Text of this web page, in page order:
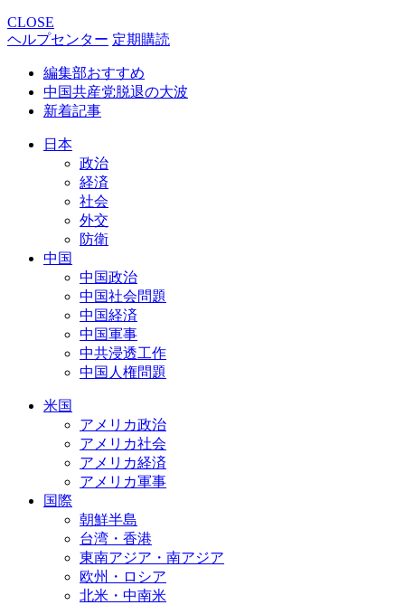
CLOSE
ヘルプセンター 定期購読
編集部おすすめ
中国共産党脱退の大波
新着記事
日本
政治
経済
社会
外交
防衛
中国
中国政治
中国社会問題
中国経済
中国軍事
中共浸透工作
中国人権問題
米国
アメリカ政治
アメリカ社会
アメリカ経済
アメリカ軍事
国際
朝鮮半島
台湾・香港
東南アジア・南アジア
欧州・ロシア
北米・中南米